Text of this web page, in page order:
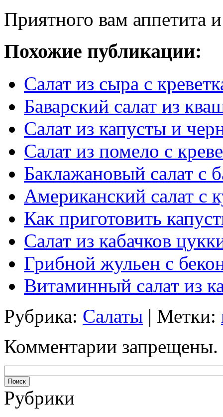
Приятного вам аппетита
Похожие публикации:
Салат из сыра с
Баварский салат из
Салат из капусты и
Салат из помело с
Баклажановый салат с
Американский салат с
Как приготовить
Салат из кабачков
Грибной жульен с
Витаминный салат из
Рубрика: Салаты | Метки:
Комментарии запрещены.
Рубрики